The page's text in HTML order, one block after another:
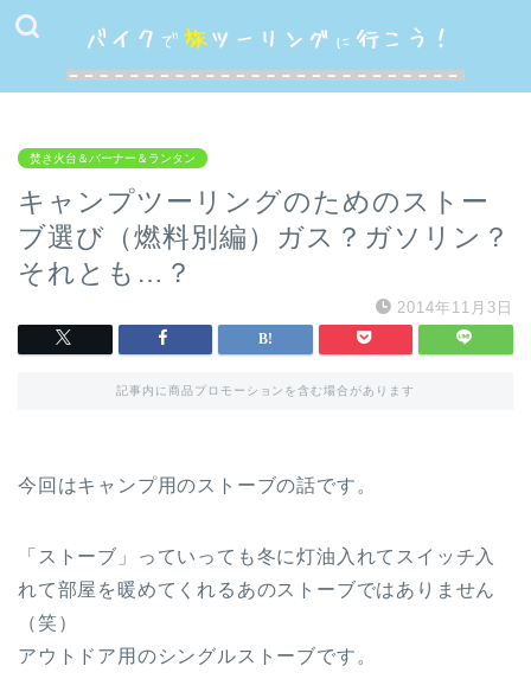
焚き火台＆バーナー＆ランタン
キャンプツーリングのためのストー
ブ選び（燃料別編）ガス？ガソリン？
それとも…？
2014年11月3日
記事内に商品プロモーションを含む場合があります
今回はキャンプ用のストーブの話です。
「ストーブ」っていっても冬に灯油入れてスイッチ入
れて部屋を暖めてくれるあのストーブではありません
（笑）
アウトドア用のシングルストーブです。